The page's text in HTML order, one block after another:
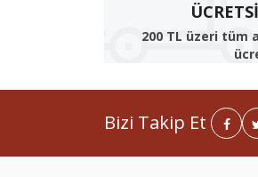
200 TL üzeri tüm
Bizi Takip Et